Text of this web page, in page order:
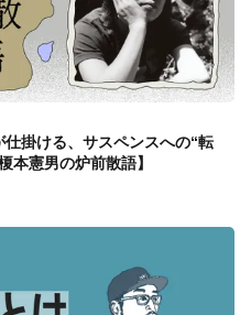
掛ける、サスペンスへの“転
本憲男の炉前散語】